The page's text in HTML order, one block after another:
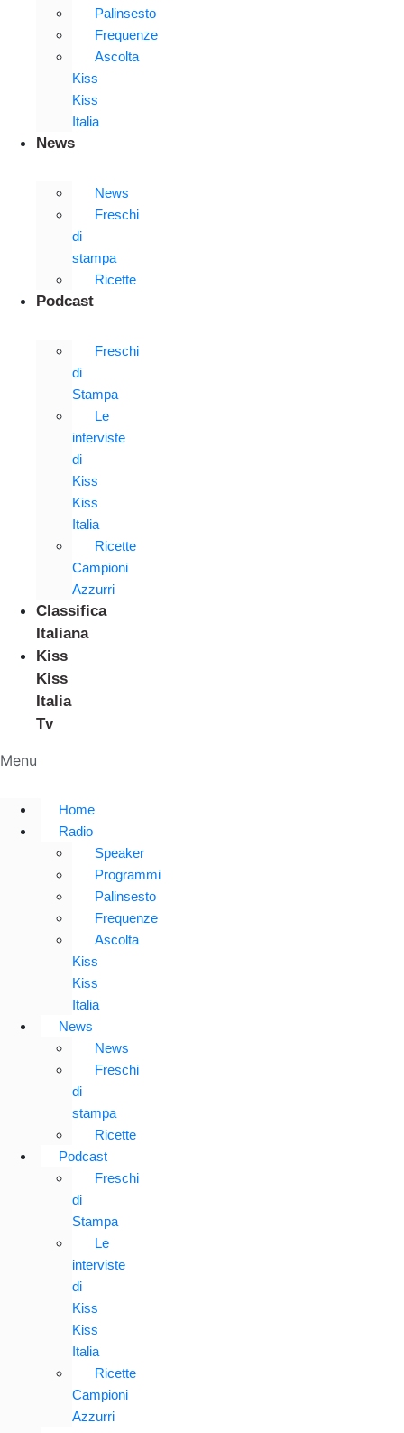
Palinsesto
Frequenze
Ascolta
Kiss
Kiss
Italia
News
News
Freschi
di
stampa
Ricette
Podcast
Freschi
di
Stampa
Le
interviste
di
Kiss
Kiss
Italia
Ricette
Campioni
Azzurri
Classifica
Italiana
Kiss
Kiss
Italia
Tv
Menu
Home
Radio
Speaker
Programmi
Palinsesto
Frequenze
Ascolta
Kiss
Kiss
Italia
News
News
Freschi
di
stampa
Ricette
Podcast
Freschi
di
Stampa
Le
interviste
di
Kiss
Kiss
Italia
Ricette
Campioni
Azzurri